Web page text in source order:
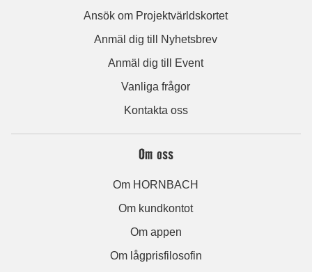
Ansök om Projektvärldskortet
Anmäl dig till Nyhetsbrev
Anmäl dig till Event
Vanliga frågor
Kontakta oss
Om oss
Om HORNBACH
Om kundkontot
Om appen
Om lågprisfilosofin